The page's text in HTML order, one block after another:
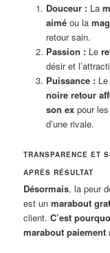
Douceur :La
aiméou la
retour sain.
Passion :Le
désir et
Puissance :Le
noire retour
son expour les
d’une rivale.
TRANSPARENCE ET
APRÈS RÉSULTAT
Désormais, la peur
est unmarabout
client.C’est
marabout paiement